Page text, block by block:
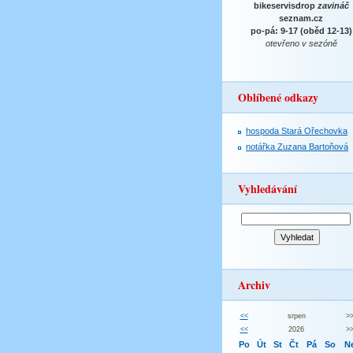
bikeservisdrop zavináč
seznam.cz
po-pá: 9-17 (oběd 12-13)
otevřeno v sezóně
Oblíbené odkazy
hospoda Stará Ořechovka
notářka Zuzana Bartoňová
Vyhledávání
Archiv
<< srpen
>>
<<
2026 >>
Po Út St Čt Pá So